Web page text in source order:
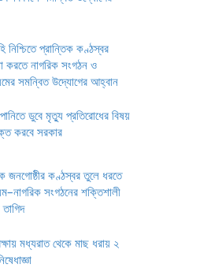
নিশ্চিতে প্রান্তিক কণ্ঠস্বর
করতে নাগরিক সংগঠন ও
সমন্বিত উদ্যোগের আহ্বান
ডুবে মৃত্যু প্রতিরোধের বিষয়
করবে সরকার
জনগোষ্ঠীর কণ্ঠস্বর তুলে ধরতে
সংগঠনের শক্তিশালী
মধ্যরাত থেকে মাছ ধরায় ২